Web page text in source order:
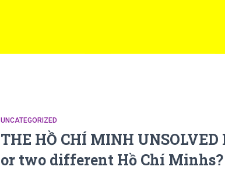
UNCATEGORIZED
THE HỒ CHÍ MINH
or two different Hồ Chí Minhs?